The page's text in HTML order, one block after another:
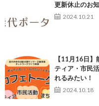
更新休止のお
2024.10.21
【11月16日
ティア・市民
れるみたい！
2024.10.18